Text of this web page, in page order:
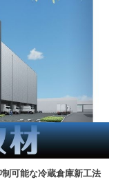
制可能な冷蔵倉庫新工法